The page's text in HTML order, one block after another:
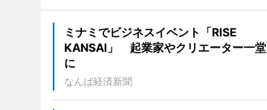
ミナミでビジネスイベント「RISE
KANSAI」 起業家やクリエーター一堂
に
なんば経済新聞